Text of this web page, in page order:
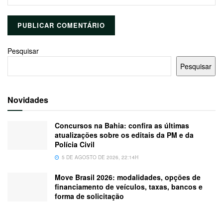
Pesquisar
Pesquisar
Novidades
Concursos na Bahia: confira as últimas
atualizações sobre os editais da PM e da
Polícia Civil
5 DE AGOSTO DE 2026, 22:14H
Move Brasil 2026: modalidades, opções de
financiamento de veículos, taxas, bancos e
forma de solicitação